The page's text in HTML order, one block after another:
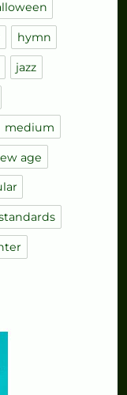
hymn
jazz
medium
age